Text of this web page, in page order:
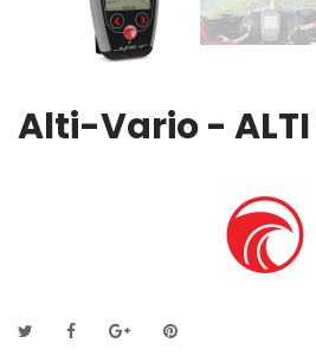
Alti-Vario - ALTI